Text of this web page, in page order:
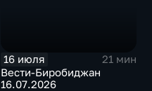
16 июля
21 мин
Вести-Биробиджан
16.07.2026